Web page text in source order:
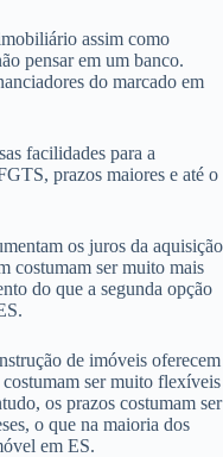
assim como
pensar em um banco.
do marcado em
facilidades para a
prazos maiores e até o
os juros da aquisição
costumam ser muito mais
do que a segunda opção
de imóveis oferecem
ser muito flexíveis
os prazos costumam ser
o que na maioria dos
em ES.